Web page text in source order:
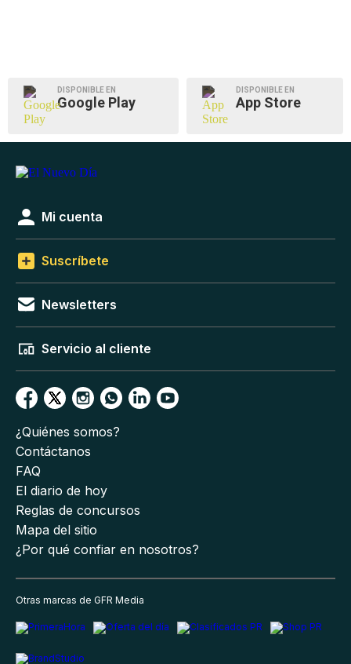
DISPONIBLE EN
Google Play
DISPONIBLE EN
App Store
Mi cuenta
Suscríbete
Newsletters
Servicio al cliente
¿Quiénes somos?
Contáctanos
FAQ
El diario de hoy
Reglas de concursos
Mapa del sitio
¿Por qué confiar en nosotros?
Otras marcas de GFR Media